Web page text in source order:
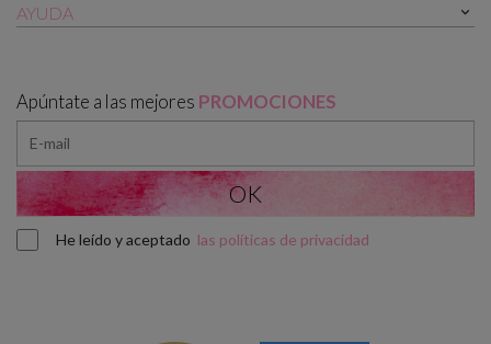
AYUDA 
Apúntate a las mejores PROMOCIONES
He leído y aceptado las políticas de privacidad